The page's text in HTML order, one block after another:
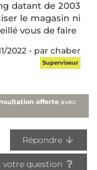
datant de 2003
le magasin ni
vous de faire
2022 - par chaber
Superviseur
offerte avec
Répondre
votre question